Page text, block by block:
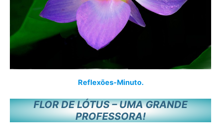
Reflexões-Minuto.
FLOR DE LÓTUS – UMA GRANDE
PROFESSORA!